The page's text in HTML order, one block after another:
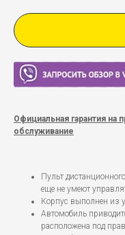
Viber
Официальная гарантия на
обслуживание
Пульт
еще не умеют
Корпус выполнен из
Автомобиль
расположена под